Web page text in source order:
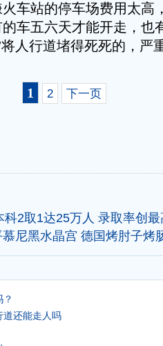
车站的停车场费用太高
车五六天才能开走，也
人行道堵得死死的，严
1
2 下一页
科2取1达25万人 录取率创
尼黑水晶宫 德国烤肘子烤
道还能走人吗